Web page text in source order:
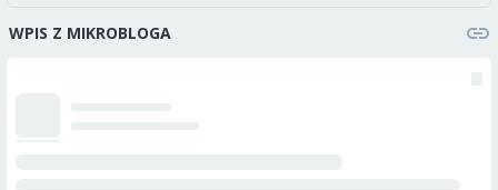
WPIS Z MIKROBLOGA